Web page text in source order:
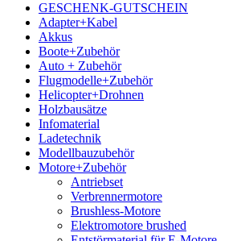
GESCHENK-GUTSCHEIN
Adapter+Kabel
Akkus
Boote+Zubehör
Auto + Zubehör
Flugmodelle+Zubehör
Helicopter+Drohnen
Holzbausätze
Infomaterial
Ladetechnik
Modellbauzubehör
Motore+Zubehör
Antriebset
Verbrennermotore
Brushless-Motore
Elektromotore brushed